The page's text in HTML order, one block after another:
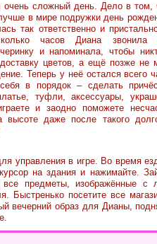
сложный день. Дело в том,
в мире подружки день
так ответственно и
часов Диана звонила
и напоминала, чтобы
цветов, а ещё позже не
Теперь у неё остался всего
в порядок – сделать
туфли, аксессуары,
и заодно поможете
высоте даже после такого
управления в игре. Во время
на здания и нажимайте.
предметы, изображённые с
Быстренько посетите все
вечерний образ для Дианы,